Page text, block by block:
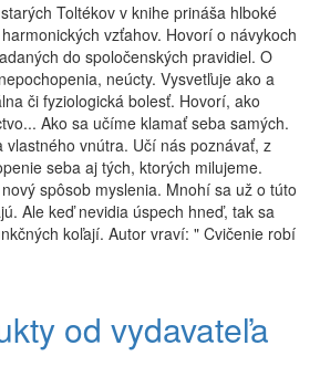
Toltékov v knihe prináša hlboké
vzťahov. Hovorí o návykoch
do spoločenských pravidiel. O
neúcty. Vysvetľuje ako a
či fyziologická bolesť. Hovorí, ako
Ako sa učíme klamať seba samých.
vlastného vnútra. Učí nás poznávať, z
seba aj tých, ktorých milujeme.
spôsob myslenia. Mnohí sa už o túto
Ale keď nevidia úspech hneď, tak sa
koľají. Autor vraví: " Cvičenie robí
od vydavateľa